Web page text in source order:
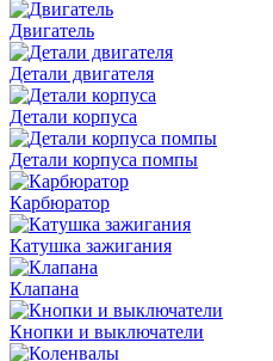
Двигатель
Детали двигателя
Детали корпуса
Детали корпуса помпы
Карбюратор
Катушка зажигания
Клапана
Кнопки и выключатели